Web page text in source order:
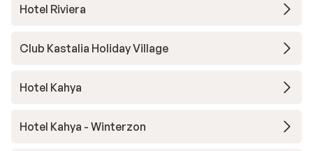
Hotel Riviera
Club Kastalia Holiday Village
Hotel Kahya
Hotel Kahya - Winterzon